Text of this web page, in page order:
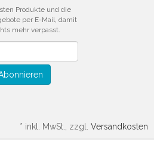
Produkte und die
per E-Mail, damit
mehr verpasst.
* inkl. MwSt., zzgl. Versandkosten